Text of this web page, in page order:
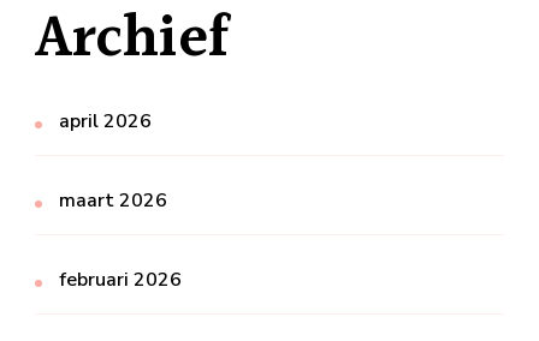
Archief
april 2026
maart 2026
februari 2026